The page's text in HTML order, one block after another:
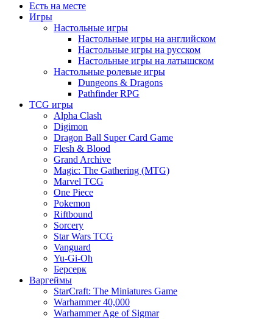
Есть на месте
Игры
Настольные игры
Настольные игры на английском
Настольные игры на русском
Настольные игры на латышском
Настольные ролевые игры
Dungeons & Dragons
Pathfinder RPG
TCG игры
Alpha Clash
Digimon
Dragon Ball Super Card Game
Flesh & Blood
Grand Archive
Magic: The Gathering (MTG)
Marvel TCG
One Piece
Pokemon
Riftbound
Sorcery
Star Wars TCG
Vanguard
Yu-Gi-Oh
Берсерк
Варгеймы
StarCraft: The Miniatures Game
Warhammer 40,000
Warhammer Age of Sigmar